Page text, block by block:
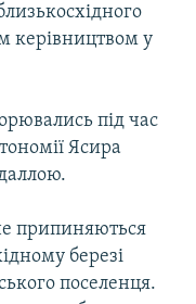
керівництвом у
під час
Ясира
припиняються
березі
поселенця.